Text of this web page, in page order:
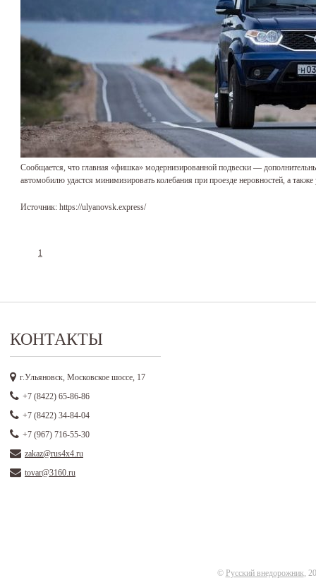
Сообщается, что главная «фишка» модернизированной подвески —
автомобилю удастся минимизировать колебания при проезде неровностей, а
Источник: https://ulyanovsk.express/
1
КОНТАКТЫ
г.Ульяновск, Московское шоссе, 17
+7 (8422) 65-86-86
+7 (8422) 34-84-04
+7 (967) 716-55-30
zakaz@rus4x4.ru
tovar@3160.ru
© Русский внедорожник,